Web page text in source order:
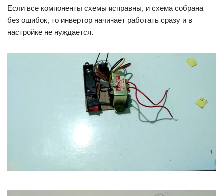
Если все компоненты схемы исправны, и схема собрана
без ошибок, то инвертор начинает работать сразу и в
настройке не нуждается.